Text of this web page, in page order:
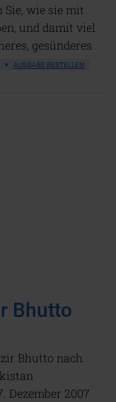
wie sie mit
und damit viel
gesünderes
AUSGABE BESTELLEN
Bhutto
Bhutto nach
Dezember 2007